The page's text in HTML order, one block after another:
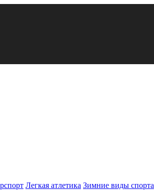
Легкая атлетика Зимние виды спорта